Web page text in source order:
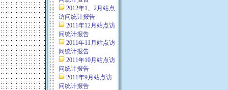
2012年1、2月站点
访问统计报告
2011年12月站点访
问统计报告
2011年11月站点访
问统计报告
2011年10月站点访
问统计报告
2011年9月站点访
问统计报告